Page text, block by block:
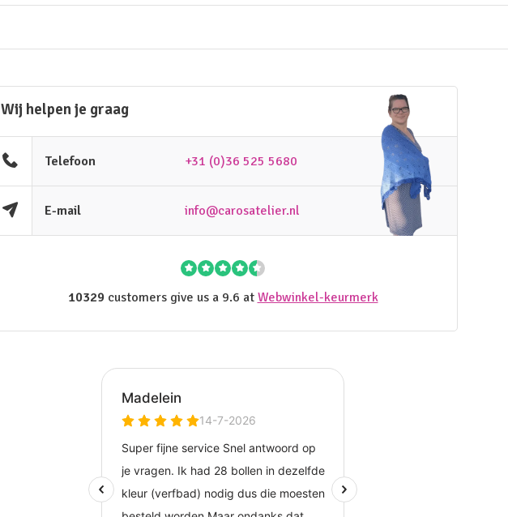
Wij helpen je graag
Telefoon +31 (0)36 525 5680
E-mail info@carosatelier.nl
10329customers give us a 9.6 at Webwinkel-keurmerk